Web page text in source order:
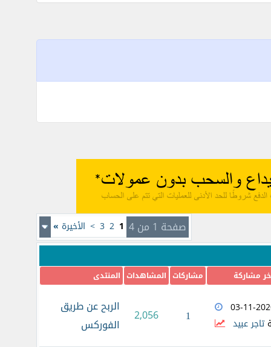
صفحة 1 من 4 1
2
3
> الأخيرة »
مشاركة مشاركات المشاهدات المنتدى
03-11-
تاجر عبيد 1
2,056
الربح عن طريق
الفوركس